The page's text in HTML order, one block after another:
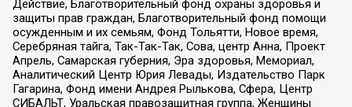
Действие, Благотворительный фонд охраны здоровья и
защиты прав граждан, Благотворительный фонд помощи
осужденным и их семьям, Фонд Тольятти, Новое время,
Серебряная тайга, Так-Так-Так, Сова, центр Анна, Проект
Апрель, Самарская губерния, Эра здоровья, Мемориал,
Аналитический Центр Юрия Левады, Издательство Парк
Гагарина, Фонд имени Андрея Рылькова, Сфера, Центр
СИБАЛЬТ, Уральская правозащитная группа, Женщины